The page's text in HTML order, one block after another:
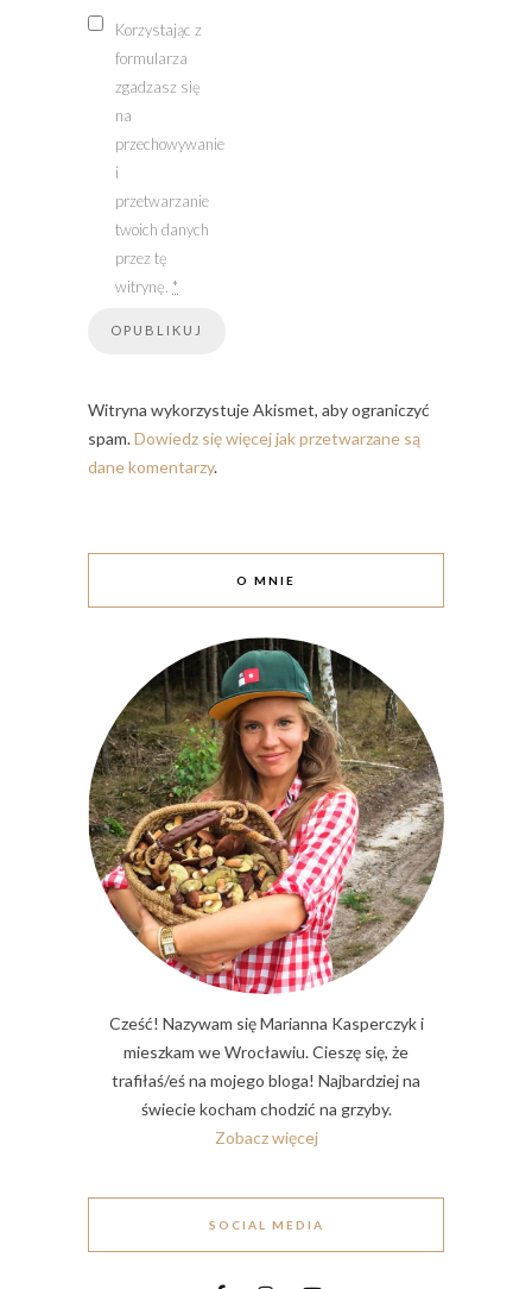
Korzystając z
formularza
zgadzasz się
na
przechowywanie
i
przetwarzanie
twoich danych
przez tę
witrynę. *
Witryna wykorzystuje Akismet, aby ograniczyć
spam.Dowiedz się więcej jak przetwarzane są
dane komentarzy.
O MNIE
Cześć! Nazywam się Marianna Kasperczyk i
mieszkam we Wrocławiu. Cieszę się, że
trafiłaś/eś na mojego bloga! Najbardziej na
świecie kocham chodzić na grzyby.
Zobacz więcej
SOCIAL MEDIA